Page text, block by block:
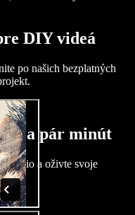
DIY videá
po našich bezplatných
za pár minút
a oživte svoje